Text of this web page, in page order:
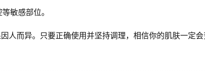
敏感部位。
人而异。只要正确使用并坚持调理，相信你的肌肤一定